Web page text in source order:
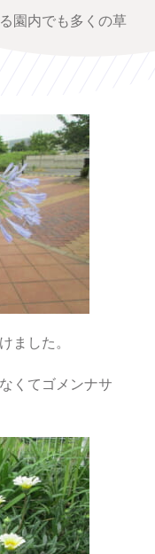
園内でも多くの草
ました。
くてゴメンナサ